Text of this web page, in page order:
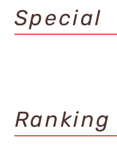
Special
Ranking